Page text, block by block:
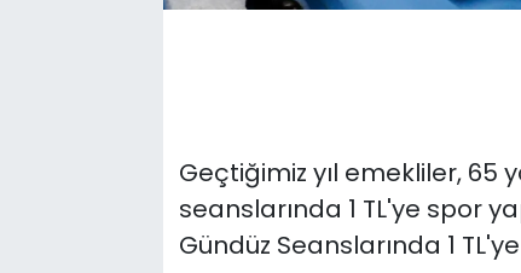
Geçtiğimiz yıl emekliler, 65
seanslarında 1 TL'ye spor
Gündüz Seanslarında 1